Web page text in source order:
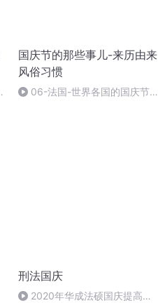
国庆节的那些事儿-来历由来
风俗习惯
06-法国-世界各国的国庆节-
刑法国庆
2020年华成法硕国庆提高班